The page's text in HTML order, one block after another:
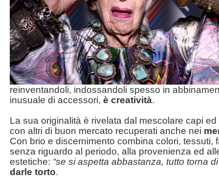
reinventandoli, indossandoli spesso in
inusuale di accessori, è creatività.
La sua originalità è rivelata dal mescolare capi
con altri di buon mercato recuperati anche nei
Con brio e discernimento combina colori, tessuti,
senza riguardo al periodo, alla provenienza ed
estetiche: “se si aspetta abbastanza, tutto torna di
darle torto.